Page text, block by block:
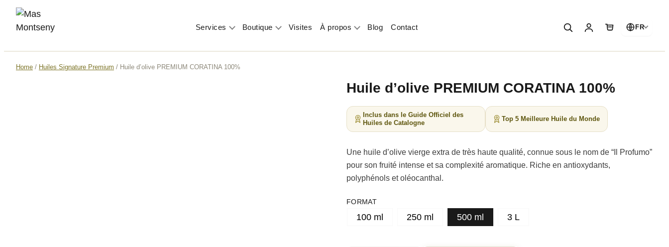
Services Boutique Visites À propos Blog Contact FR
Home / Huiles Signature Premium / Huile d’olive PREMIUM CORATINA 100%
Inclus dans le Guide Officiel des
Huiles de Catalogne
Top 5 Meilleure Huile du Monde
Huile d’olive PREMIUM CORATINA 100%
Une huile d’olive vierge extra de très haute qualité, connue sous le nom de “Il Profumo”
pour son fruité intense et sa complexité aromatique. Riche en antioxydants,
polyphénols et oléocanthal.
FORMAT
100 ml 250 ml 500 ml 3 L